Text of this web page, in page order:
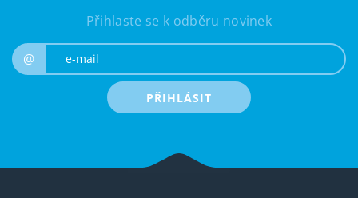
Přihlaste se k odběru novinek
@
PŘIHLÁSIT